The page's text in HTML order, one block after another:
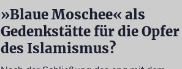
»Blaue Moschee« als
Gedenkstätte für die Opfer
des Islamismus?